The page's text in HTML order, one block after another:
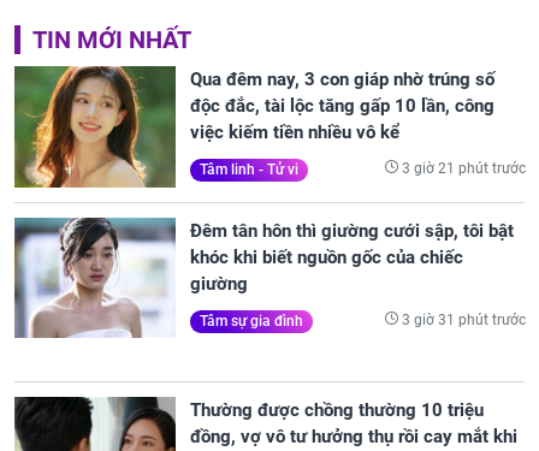
TIN MỚI NHẤT
Qua đêm nay, 3 con giáp nhờ trúng số
độc đắc, tài lộc tăng gấp 10 lần, công
việc kiếm tiền nhiều vô kể
Tâm linh - Tử vi 3 giờ 21 phút trước
Đêm tân hôn thì giường cưới sập, tôi bật
khóc khi biết nguồn gốc của chiếc
giường
Tâm sự gia đình 3 giờ 31 phút trước
Thường được chồng thường 10 triệu
đồng, vợ vô tư hưởng thụ rồi cay mắt khi